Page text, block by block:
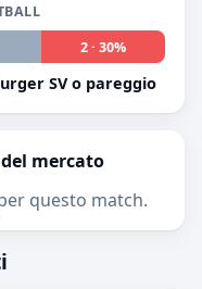
2 · 30%
SV o pareggio
mercato
questo match.